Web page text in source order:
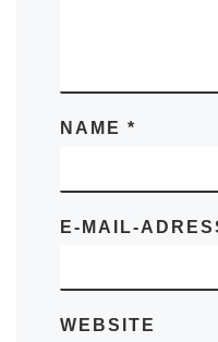
NAME *
E-MAIL-
WEBSITE